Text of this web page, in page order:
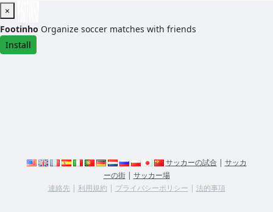
×
Footinho Organize soccer matches with friends
Install
サッカーの試合 | サッカ
ーの街| サッカー場
連絡先| 利用規約 | プライバシーポリシー | 法的事項